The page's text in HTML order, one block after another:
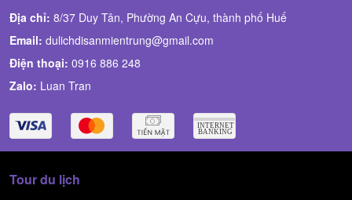
Địa chỉ: 8/37 Duy Tân, Phường An Cựu, thành phố Huế
Email: dulichdisanmientrung@gmail.com
Điện thoại: 0916 886 248
Zalo: Luan Tran
Tour du lịch